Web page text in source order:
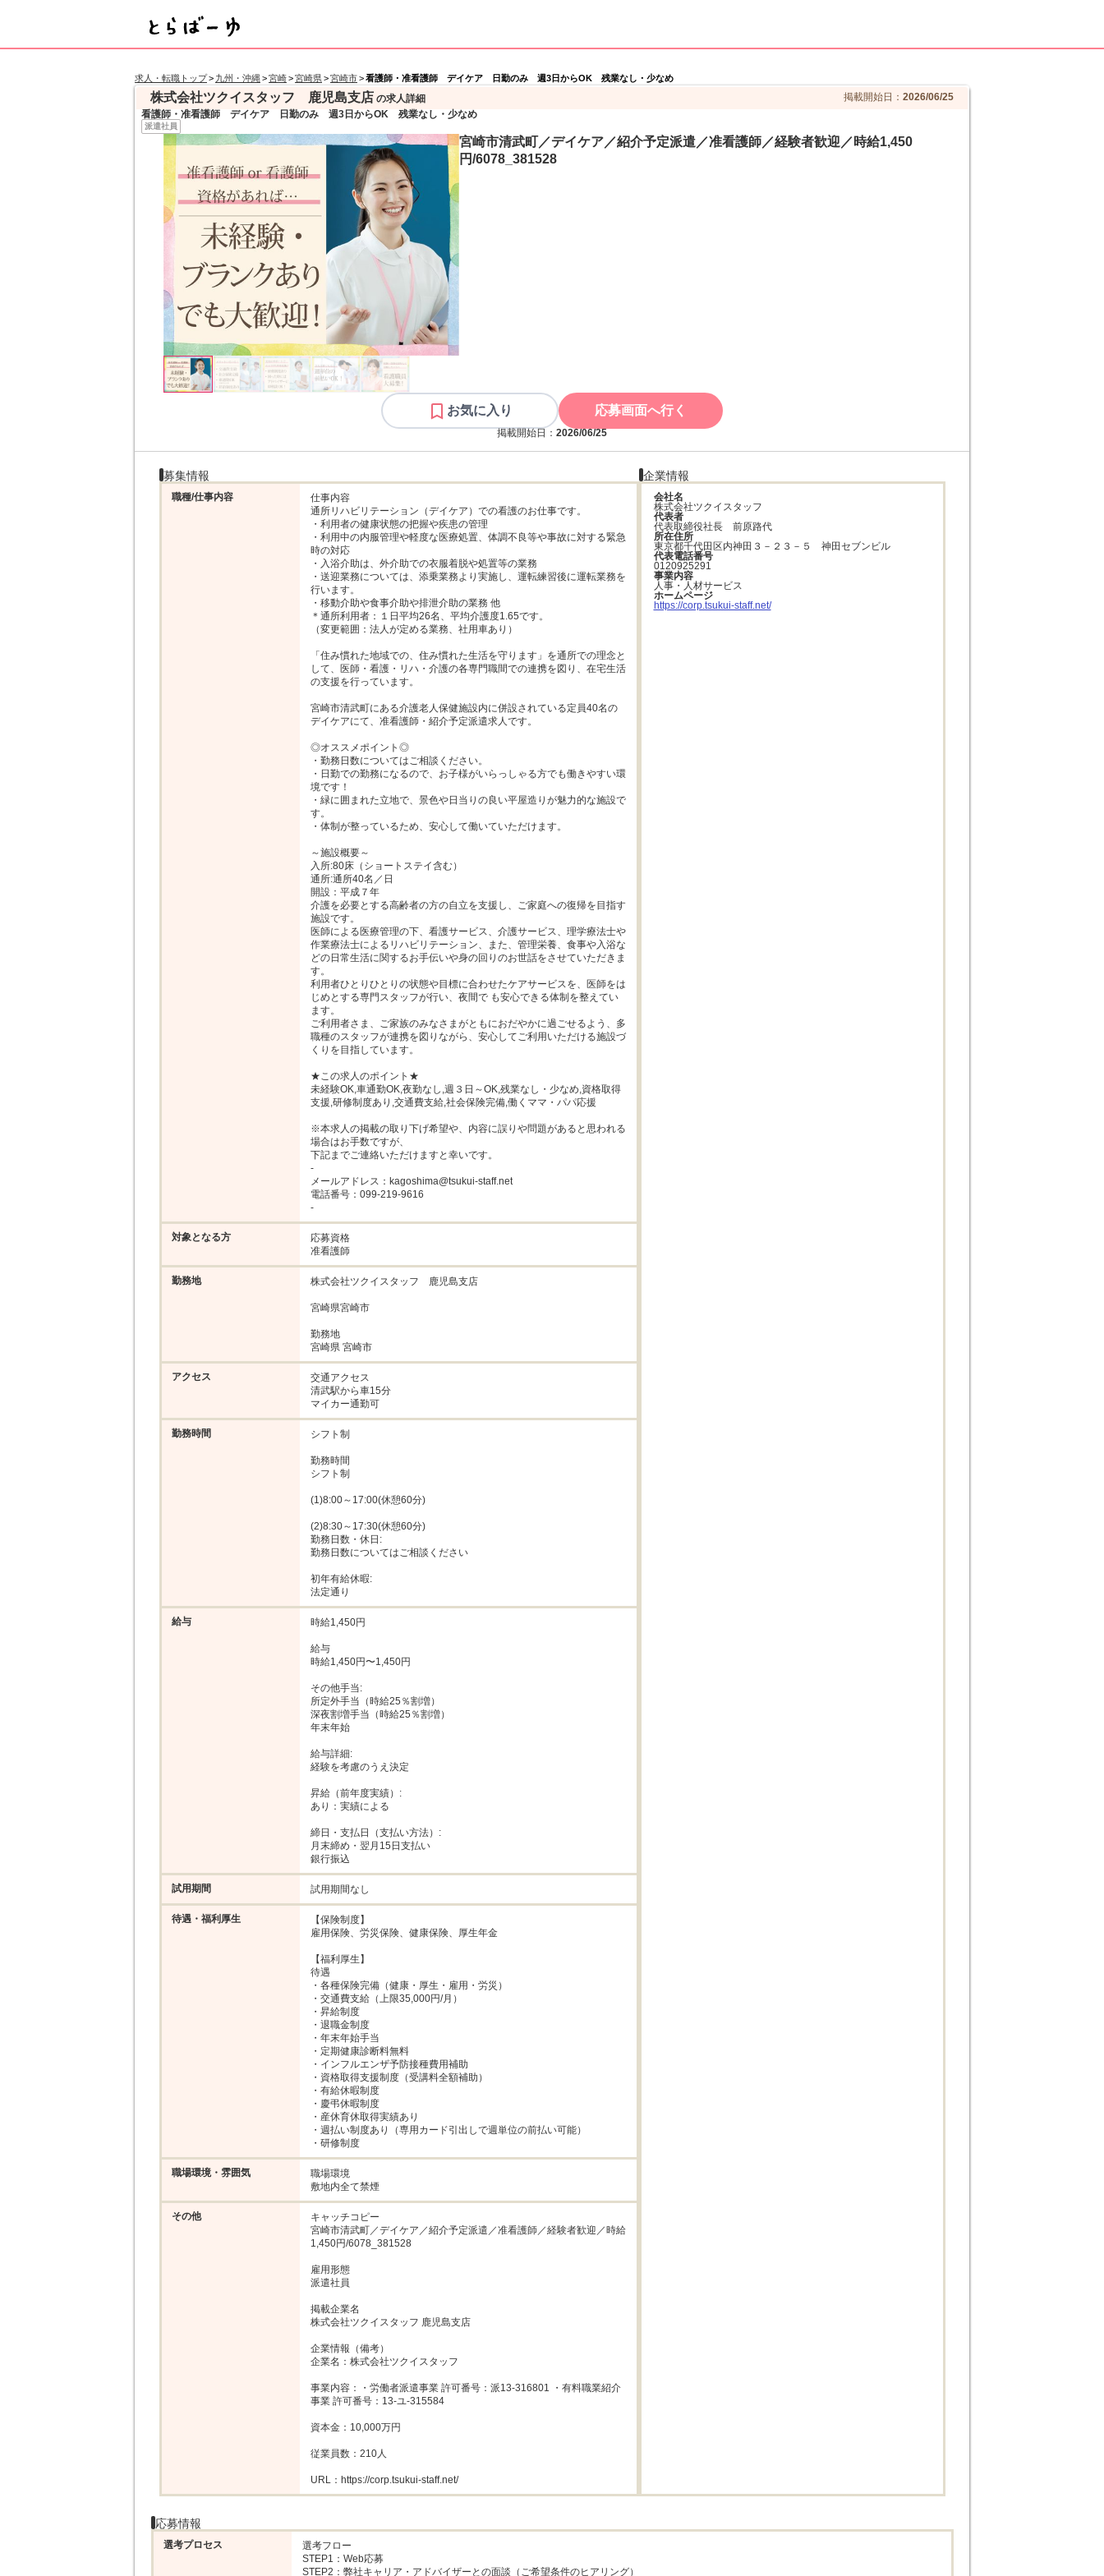
求人・転職トップ> 九州・沖縄 >宮崎>宮崎県>宮崎市>看護師・准看護師 デイケア 日勤のみ 週3日からOK 残業なし・少なめ
株式会社ツクイスタッフ 鹿児島支店 の求人詳細 掲載開始日： 2026/06/25
看護師・准看護師 デイケア 日勤のみ 週3日からOK 残業なし・少なめ
派遣社員
宮崎市清武町／デイケア／紹介予定派遣／准看護師／経験者歓迎／時給1,450
円/6078_381528
お気に入り 応募画面へ行く
掲載開始日： 2026/06/25
募集情報
職種/仕事内容
仕事内容
通所リハビリテーション（デイケア）での看護のお仕事です。
・利用者の健康状態の把握や疾患の管理
・利用中の内服管理や軽度な医療処置、体調不良等や事故に対する緊急
時の対応
・入浴介助は、外介助での衣服着脱や処置等の業務
・送迎業務については、添乗業務より実施し、運転練習後に運転業務を
行います。
・移動介助や食事介助や排泄介助の業務 他
＊通所利用者：１日平均26名、平均介護度1.65です。
（変更範囲：法人が定める業務、社用車あり）
「住み慣れた地域での、住み慣れた生活を守ります」を通所での理念と
して、医師・看護・リハ・介護の各専門職間での連携を図り、在宅生活
の支援を行っています。
宮崎市清武町にある介護老人保健施設内に併設されている定員40名の
デイケアにて、准看護師・紹介予定派遣求人です。
◎オススメポイント◎
・勤務日数についてはご相談ください。
・日勤での勤務になるので、お子様がいらっしゃる方でも働きやすい環
境です！
・緑に囲まれた立地で、景色や日当りの良い平屋造りが魅力的な施設で
す。
・体制が整っているため、安心して働いていただけます。
～施設概要～
入所:80床（ショートステイ含む）
通所:通所40名／日
開設：平成７年
介護を必要とする高齢者の方の自立を支援し、ご家庭への復帰を目指す
施設です。
医師による医療管理の下、看護サービス、介護サービス、理学療法士や
作業療法士によるリハビリテーション、また、管理栄養、食事や入浴な
どの日常生活に関するお手伝いや身の回りのお世話をさせていただきま
す。
利用者ひとりひとりの状態や目標に合わせたケアサービスを、医師をは
じめとする専門スタッフが行い、夜間で も安心できる体制を整えてい
ます。
ご利用者さま、ご家族のみなさまがともにおだやかに過ごせるよう、多
職種のスタッフが連携を図りながら、安心してご利用いただける施設づ
くりを目指しています。
★この求人のポイント★
未経験OK,車通勤OK,夜勤なし,週３日～OK,残業なし・少なめ,資格取得
支援,研修制度あり,交通費支給,社会保険完備,働くママ・パパ応援
※本求人の掲載の取り下げ希望や、内容に誤りや問題があると思われる
場合はお手数ですが、
下記までご連絡いただけますと幸いです。
-
メールアドレス：kagoshima@tsukui-staff.net
電話番号：099-219-9616
-
対象となる方
応募資格
准看護師
勤務地 株式会社ツクイスタッフ　鹿児島支店
宮崎県宮崎市
勤務地
宮崎県 宮崎市
アクセス
交通アクセス
清武駅から車15分
マイカー通勤可
勤務時間 シフト制
勤務時間
シフト制
(1)8:00～17:00(休憩60分)
(2)8:30～17:30(休憩60分)
勤務日数・休日:
勤務日数についてはご相談ください
初年有給休暇:
法定通り
給与 時給1,450円
給与
時給1,450円〜1,450円
その他手当:
所定外手当（時給25％割増）
深夜割増手当（時給25％割増）
年末年始
給与詳細:
経験を考慮のうえ決定
昇給（前年度実績）:
あり：実績による
締日・支払日（支払い方法）:
月末締め・翌月15日支払い
銀行振込
試用期間 試用期間なし
待遇・福利厚生
【保険制度】
雇用保険、労災保険、健康保険、厚生年金
【福利厚生】
待遇
・各種保険完備（健康・厚生・雇用・労災）
・交通費支給（上限35,000円/月）
・昇給制度
・退職金制度
・年末年始手当
・定期健康診断料無料
・インフルエンザ予防接種費用補助
・資格取得支援制度（受講料全額補助）
・有給休暇制度
・慶弔休暇制度
・産休育休取得実績あり
・週払い制度あり（専用カード引出しで週単位の前払い可能）
・研修制度
職場環境・雰囲気
職場環境
敷地内全て禁煙
その他
キャッチコピー
宮崎市清武町／デイケア／紹介予定派遣／准看護師／経験者歓迎／時給
1,450円/6078_381528
雇用形態
派遣社員
掲載企業名
株式会社ツクイスタッフ 鹿児島支店
企業情報（備考）
企業名：株式会社ツクイスタッフ
事業内容：・労働者派遣事業 許可番号：派13-316801 ・有料職業紹介
事業 許可番号：13-ユ-315584
資本金：10,000万円
従業員数：210人
URL：https://corp.tsukui-staff.net/
企業情報
会社名
株式会社ツクイスタッフ
代表者
代表取締役社長　前原路代
所在住所
東京都千代田区内神田３－２３－５　神田セブンビル
代表電話番号
0120925291
事業内容
人事・人材サービス
ホームページ
https://corp.tsukui-staff.net/
応募情報
選考プロセス
選考フロー
STEP1：Web応募
STEP2：弊社キャリア・アドバイザーとの面談（ご希望条件のヒアリング）